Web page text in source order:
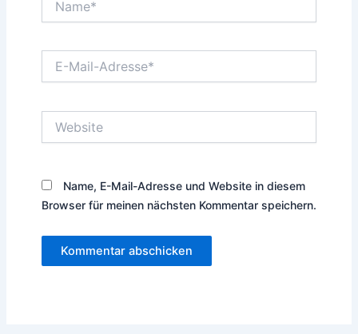
Mail-
Name, E-Mail-Adresse und Website in diesem
Browser für meinen nächsten Kommentar speichern.